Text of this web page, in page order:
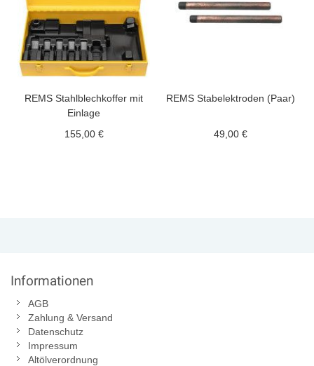
REMS Stahlblechkoffer mit
Einlage
155,00 €
REMS Stabelektroden (Paar)
49,00 €
Informationen
AGB
Zahlung & Versand
Datenschutz
Impressum
Altölverordnung